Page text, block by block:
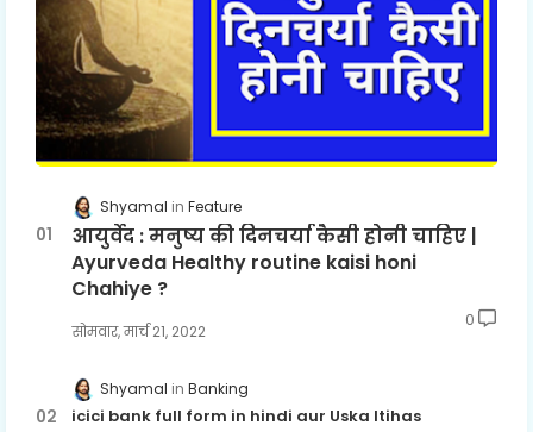
Shyamal Feature
आयुर्वेद : मनुष्य की दिनचर्या कैसी होनी चाहिए |
Ayurveda Healthy routine kaisi honi
Chahiye ?
सोमवार, मार्च 21, 2022
0
Shyamal Banking
icici bank full form in hindi aur Uska Itihas